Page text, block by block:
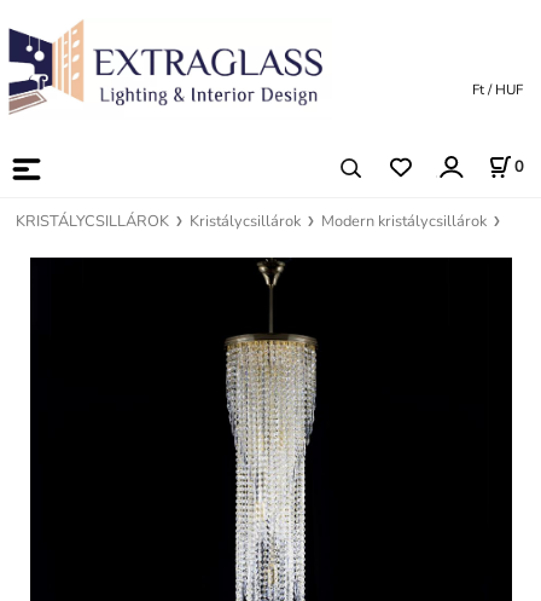
0
Ft / HUF
KRISTÁLYCSILLÁROK Kristálycsillárok Modern kristálycsillárok